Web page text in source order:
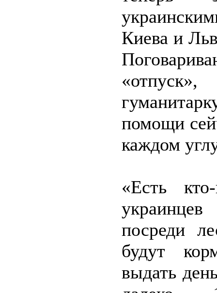
Киева и
помощи
каждом
«Есть
украинцев
посреди
будут
выдать